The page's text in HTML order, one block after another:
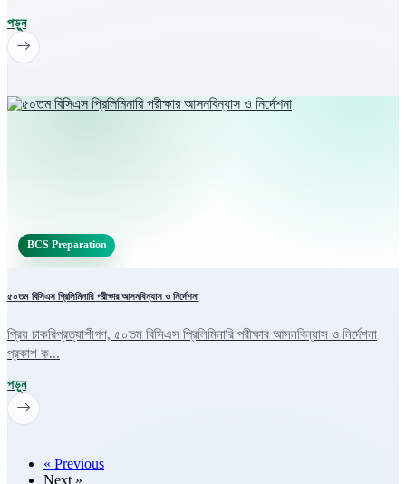
পড়ুন
BCS Preparation
৫০তম বিসিএস প্রিলিমিনারি পরীক্ষার আসনবিন্যাস ও নির্দেশনা
প্রিয় চাকরিপ্রত্যাশীগণ, ৫০তম বিসিএস প্রিলিমিনারি পরীক্ষার আসনবিন্যাস ও নির্দেশনা
প্রকাশ ক...
পড়ুন
« Previous
Next »